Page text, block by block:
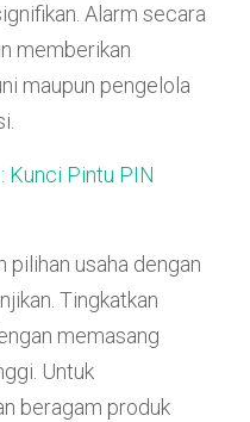
Alarm secara
memberikan
maupun pengelola
Kunci Pintu PIN
pilihan usaha dengan
Tingkatkan
memasang
Untuk
beragam produk